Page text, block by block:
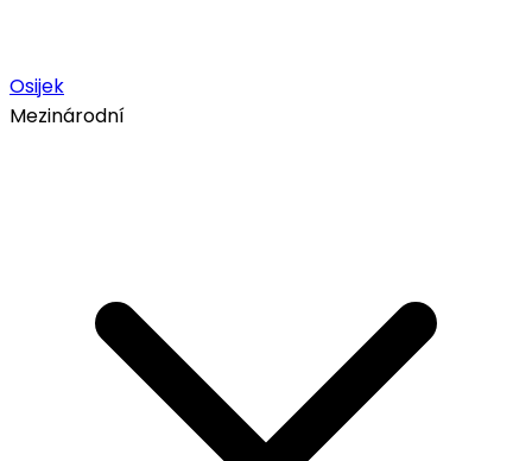
Osijek
Mezinárodní